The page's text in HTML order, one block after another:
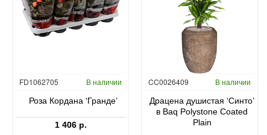
FD1062705 В наличии
Роза Кордана ‘Гранде’
1 406 р.
CC0026409 В наличии
Драцена душистая ‘Синто’
в Baq Polystone Coated
Plain